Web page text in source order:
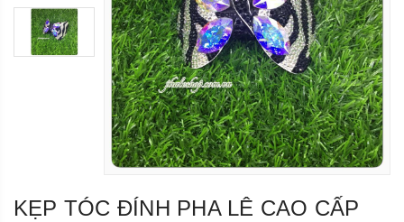
KẸP TÓC ĐÍNH PHA LÊ CAO CẤP